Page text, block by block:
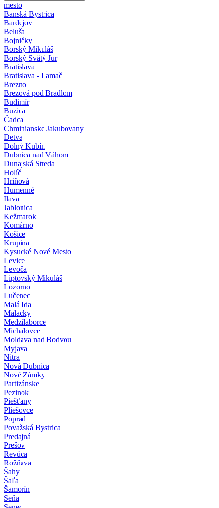
mesto
Banská Bystrica
Bardejov
Beluša
Bojničky
Borský Mikuláš
Borský Svätý Jur
Bratislava
Bratislava - Lamač
Brezno
Brezová pod Bradlom
Budimír
Buzica
Čadca
Chminianske Jakubovany
Detva
Dolný Kubín
Dubnica nad Váhom
Dunajská Streda
Holíč
Hriňová
Humenné
Ilava
Jablonica
Kežmarok
Komárno
Košice
Krupina
Kysucké Nové Mesto
Levice
Levoča
Liptovský Mikuláš
Lozorno
Lučenec
Malá Ida
Malacky
Medzilaborce
Michalovce
Moldava nad Bodvou
Myjava
Nitra
Nová Dubnica
Nové Zámky
Partizánske
Pezinok
Piešťany
Pliešovce
Poprad
Považská Bystrica
Predajná
Prešov
Revúca
Rožňava
Šahy
Šaľa
Šamorín
Seňa